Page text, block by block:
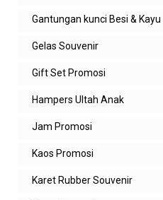
Gantungan kunci Besi & Kayu
Gelas Souvenir
Gift Set Promosi
Hampers Ultah Anak
Jam Promosi
Kaos Promosi
Karet Rubber Souvenir